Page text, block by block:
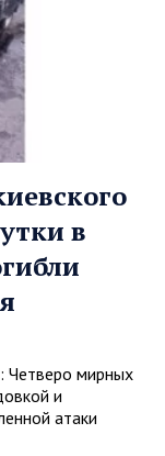
в
Четверо мирных
и
атаки